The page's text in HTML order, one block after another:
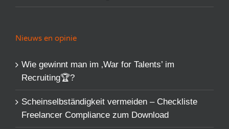
Nieuws en opinie
Wie gewinnt man im ‚War for Talents’​ im
Recruiting🏆?
Scheinselbständigkeit vermeiden – Checkliste
Freelancer Compliance zum Download